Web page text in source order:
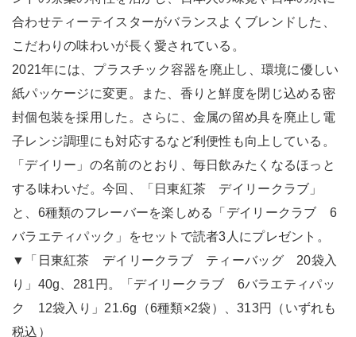
合わせティーテイスターがバランスよくブレンドした、
こだわりの味わいが長く愛されている。
2021年には、プラスチック容器を廃止し、環境に優しい
紙パッケージに変更。また、香りと鮮度を閉じ込める密
封個包装を採用した。さらに、金属の留め具を廃止し電
子レンジ調理にも対応するなど利便性も向上している。
「デイリー」の名前のとおり、毎日飲みたくなるほっと
する味わいだ。今回、「日東紅茶 デイリークラブ」
と、6種類のフレーバーを楽しめる「デイリークラブ 6
バラエティパック」をセットで読者3人にプレゼント。
▼「日東紅茶 デイリークラブ ティーバッグ 20袋入
り」40g、281円。「デイリークラブ 6バラエティパッ
ク 12袋入り」21.6g（6種類×2袋）、313円（いずれも
税込）